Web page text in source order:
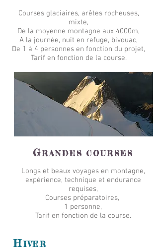
Courses glaciaires, arêtes rocheuses,
mixte,
De la moyenne montagne aux 4000m,
A la journée, nuit en refuge, bivouac,
De 1 à 4 personnes en fonction du projet,
Tarif en fonction de la course.
GRANDES COURSES
Longs et beaux voyages en montagne,
expérience, technique et endurance
requises,
Courses préparatoires,
1 personne,
Tarif en fonction de la course.
HIVER